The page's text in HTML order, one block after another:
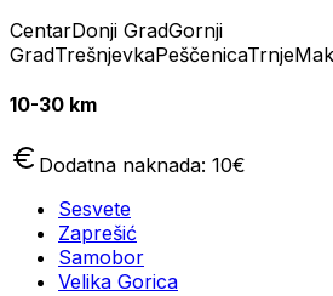
CentarDonji GradGornji
GradTrešnjevkaPeščenicaTrnje
10-30 km
Dodatna naknada: 10€
Sesvete
Zaprešić
Samobor
Velika Gorica